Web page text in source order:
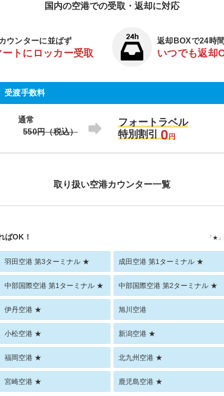
国内の空港での受取・返却に対応
ウンターに並ばず
トにロッカー受取
返却BOXで24時間
いつでも返却
受渡手数料
通常
550円（税込）
フォートラベル
特別割引
0円
取り扱い空港カウンター一覧
ばOK！ 「★
羽田空港 第3ターミナル ★ 成田空港 第1ターミナル ★
中部国際空港 第1ターミナル ★ 中部国際空港 第2ターミナル ★
伊丹空港 ★ 旭川空港
小松空港 ★ 新潟空港 ★
福岡空港 ★ 北九州空港 ★
宮崎空港 ★ 鹿児島空港 ★